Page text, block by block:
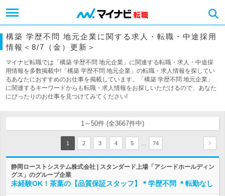
構築 学歴不問 地元企業に関する求人・転職・中途採用
情報＜8/7（金）更新＞
マイナビ転職では「構築 学歴不問 地元企業」に関連する転職・求人・中途採
用情報を多数掲載中!「構築 学歴不問 地元企業」の転職・求人情報を探してい
るあなたにおすすめのお仕事を掲載しています。「構築 学歴不問 地元企業」
に関連するキーワードからも転職・求人情報をお探しいただけるので、あなた
にぴったりのお仕事を見つけてみてください!
1～50件 (全3667件中)
1 2 3 4 5 74
静岡ローストシステム株式会社 | スタンダード上場「アシードホールディン
グス」のグループ企業
未経験OK！茶葉の【品質保証スタッフ】＊学歴不問 ＊転勤なし